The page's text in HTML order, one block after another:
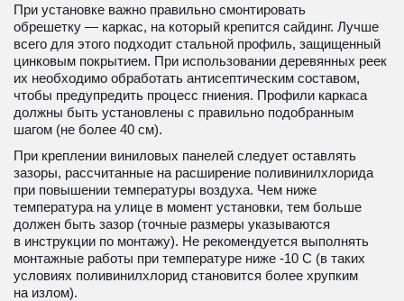
При установке важно правильно смонтировать
обрешетку — каркас, на который крепится сайдинг. Лучше
всего для этого подходит стальной профиль, защищенный
цинковым покрытием. При использовании деревянных реек
их необходимо обработать антисептическим составом,
чтобы предупредить процесс гниения. Профили каркаса
должны быть установлены с правильно подобранным
шагом (не более 40 см).
При креплении виниловых панелей следует оставлять
зазоры, рассчитанные на расширение поливинилхлорида
при повышении температуры воздуха. Чем ниже
температура на улице в момент установки, тем больше
должен быть зазор (точные размеры указываются
в инструкции по монтажу). Не рекомендуется выполнять
монтажные работы при температуре ниже -10 С (в таких
условиях поливинилхлорид становится более хрупким
на излом).